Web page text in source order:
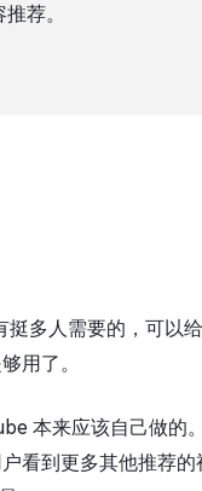
荐。
多人需要的，可以
用了。
本来应该自己做的
看到更多其他推荐